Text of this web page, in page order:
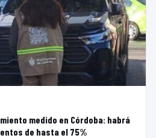
medido en Córdoba: habrá
de hasta el 75%